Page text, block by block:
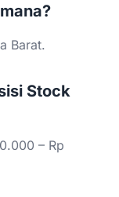
Barat.
Stock
– Rp